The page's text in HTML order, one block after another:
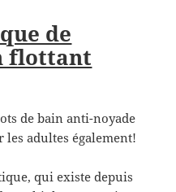
de
flottant
de bain anti-noyade
les adultes également!
qui existe depuis